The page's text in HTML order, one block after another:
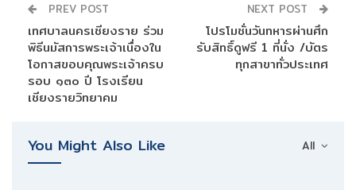
PREV POST
เทศบาลนครเชียงราย ร่วม
พิธีนมัสการพระเจ้าเนื่องใน
โอกาสขอบคุณพระเจ้าครบ
รอบ ๑๓๐ ปี โรงเรียน
เชียงรายวิทยาคม
NEXT POST
โปรโมชั่นวันทหารผ่านศึก
รับสิทธิ์ดูฟรี 1 ที่นั่ง /บัตร
ทุกสาขาทั่วประเทศ
All
You Might Also Like